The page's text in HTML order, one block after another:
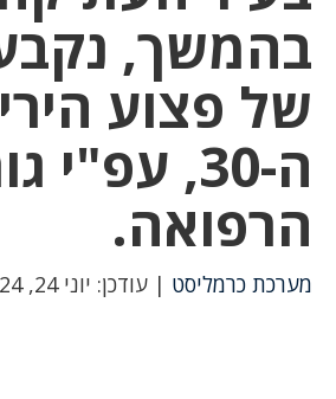
בהמשך,
של פצוע
ה-30, עפ"י
הרפואה.
מערכת כרמליסט | עודכן: יוני 24, 2024